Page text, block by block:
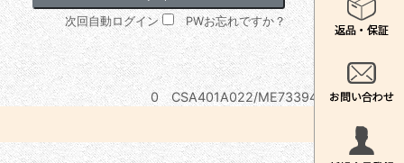
次回自動ログイン PWお忘れですか？
0 CSA401A022/ME733944